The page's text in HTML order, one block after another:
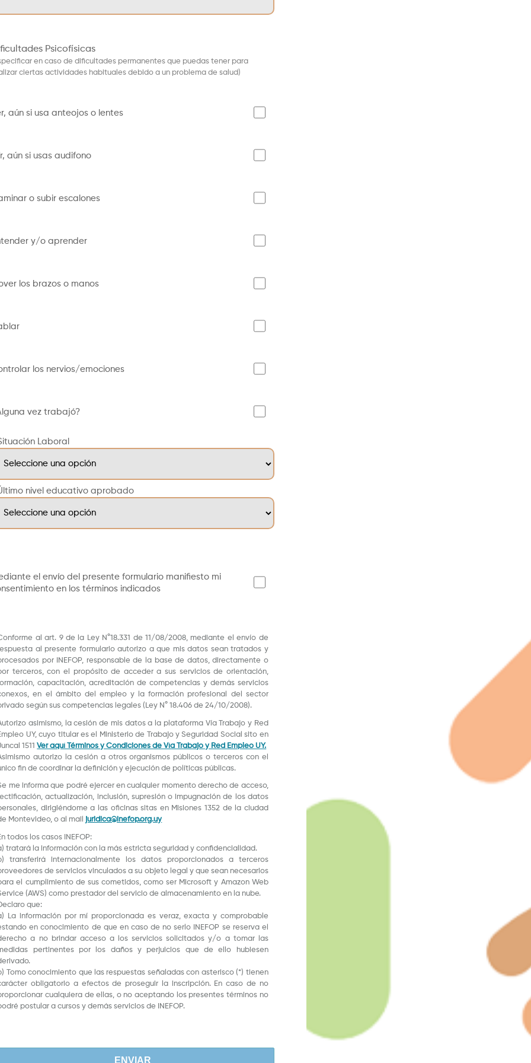
Psicofísicas
en caso de dificultades permanentes que puedas tener para
ciertas actividades habituales debido a un problema de salud)
aún si usa anteojos o lentes
aún si usas audifono
o subir escalones
y/o aprender
los brazos o manos
los nervios/emociones
vez trabajó?
Laboral
nivel educativo aprobado
el envío del presente formulario manifiesto mi
en los términos indicados
al art. 9 de la Ley N°18.331 de 11/08/2008, mediante el envío de
al presente formulario autorizo a que mis datos sean tratados y
por INEFOP, responsable de la base de datos, directamente o
terceros, con el propósito de acceder a sus servicios de orientación,
capacitación, acreditación de competencias y demás servicios
en el ámbito del empleo y la formación profesional del sector
según sus competencias legales (Ley N° 18.406 de 24/10/2008).
asimismo, la cesión de mis datos a la plataforma Vía Trabajo y Red
UY, cuyo titular es el Ministerio de Trabajo y Seguridad Social sito en
1511Ver aquí Términos y Condiciones de Vía Trabajo y Red Empleo UY.
autorizo la cesión a otros organismos públicos o terceros con el
fin de coordinar la definición y ejecución de políticas públicas.
me informa que podré ejercer en cualquier momento derecho de acceso,
actualización, inclusión, supresión o impugnación de los datos
dirigiéndome a las oficinas sitas en Misiones 1352 de la ciudad
Montevideo, o al mail juridica@inefop.org.uy
todos los casos INEFOP:
tratará la información con la más estricta seguridad y confidencialidad.
transferirá internacionalmente los datos proporcionados a terceros
de servicios vinculados a su objeto legal y que sean necesarios
el cumplimiento de sus cometidos, como ser Microsoft y Amazon Web
(AWS) como prestador del servicio de almacenamiento en la nube.
que:
La información por mí proporcionada es veraz, exacta y comprobable
en conocimiento de que en caso de no serlo INEFOP se reserva el
a no brindar acceso a los servicios solicitados y/o a tomar las
pertinentes por los daños y perjuicios que de ello hubiesen
Tomo conocimiento que las respuestas señaladas con asterisco (*) tienen
obligatorio a efectos de proseguir la inscripción. En caso de no
cualquiera de ellas, o no aceptando los presentes términos no
postular a cursos y demás servicios de INEFOP.
ENVIAR